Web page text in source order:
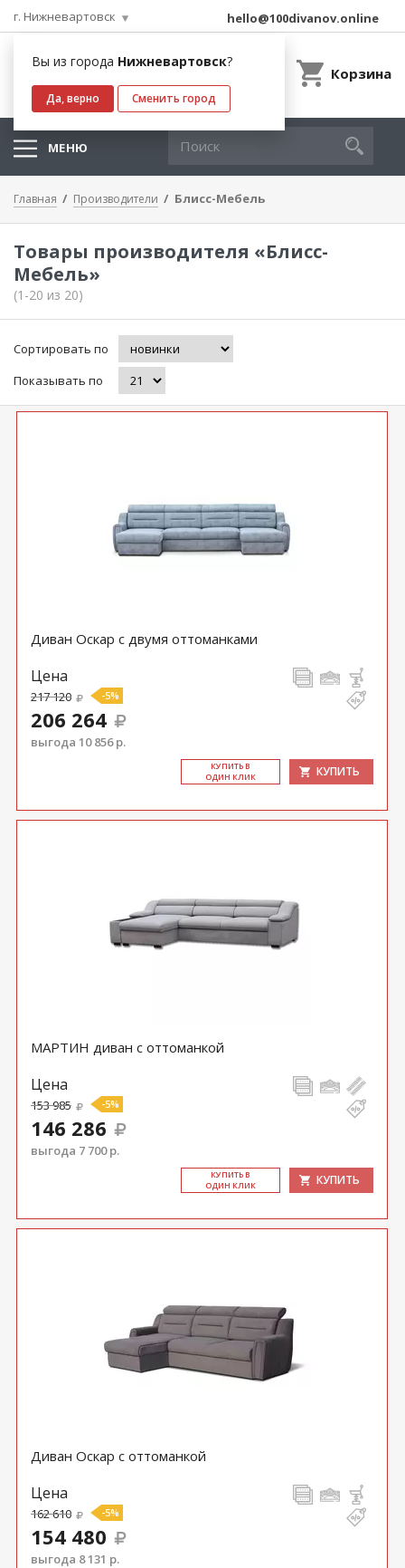
г. Нижневартовск
Вы из города Нижневартовск?
Да, верно Сменить город
hello@100divanov.online
Корзина
МЕНЮ
Главная Производители Блисс-Мебель
Товары производителя «Блисс-
Мебель»
(1-20 из 20)
Сортировать по
Показывать по
Диван Оскар с двумя оттоманками
Цена
217 120 -5%
206 264
выгода 10 856 р.
КУ­ПИТЬ В
ОДИН КЛИК
КУПИТЬ
МАРТИН диван с оттоманкой
Цена
153 985 -5%
146 286
выгода 7 700 р.
КУ­ПИТЬ В
ОДИН КЛИК
КУПИТЬ
Диван Оскар с оттоманкой
Цена
162 610 -5%
154 480
выгода 8 131 р.